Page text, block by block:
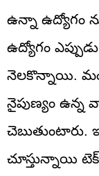
ఉన్నా ఉద్యోగం
ఉద్యోగం
నెలకొన్నాయి.
నైపుణ్యం ఉన్న
చూస్తున్నాయి